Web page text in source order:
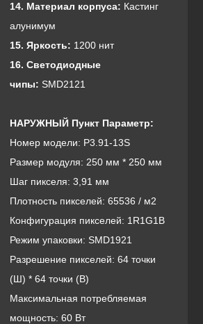
14. Материал корпуса: Кастинг
алунимум
15. Яркость: 1200 нит
16. Светодиодные
чипы: SMD2121
НАРУЖНЫЙ Пункт Параметр:
Номер модели: P3.91-13S
Размер модуля: 250 мм * 250 мм
Шаг пикселя: 3,91 мм
Плотность пикселей: 65536 / м2
Конфигурация пикселей: 1R1G1B
Режим упаковки: SMD1921
Разрешение пикселей: 64 точки
(Ш) * 64 точки (В)
Максимальная потребляемая
мощность: 60 Вт